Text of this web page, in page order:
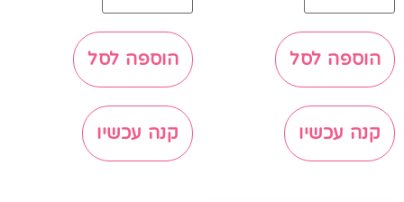
הוספה לסל
קנה עכשיו
הוספה לסל
קנה עכשיו